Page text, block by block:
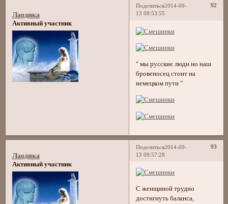
Поделиться 92
2014-09-
13 09:53:55
Лаодика
Активный участник
" мы русские люди но наш
бровеносец стоит на
немецком пути "
Поделиться 93
2014-09-
13 09:57:28
Лаодика
Активный участник
С женщиной трудно
достигнуть баланса,